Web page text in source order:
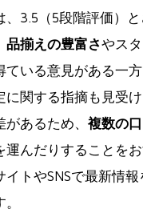
、3.5（5段階評価）と
品揃えの豊富さやス
ている意見がある一
に関する指摘も見受
あるため、 複数の
運んだりすることを
トやSNSで最新情